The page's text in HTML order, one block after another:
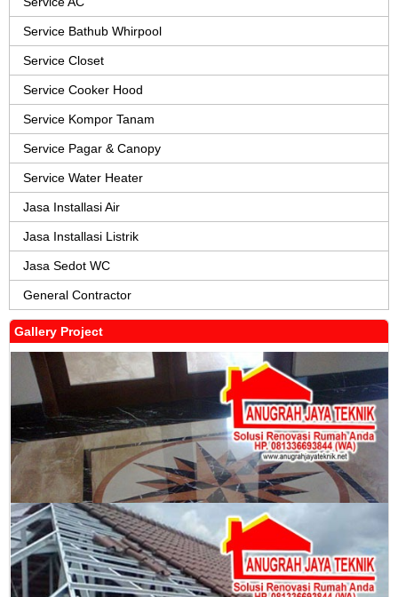
Service Bathub Whirpool
Service Closet
Service Cooker Hood
Service Kompor Tanam
Service Pagar & Canopy
Service Water Heater
Jasa Installasi Air
Jasa Installasi Listrik
Jasa Sedot WC
General Contractor
Gallery Project